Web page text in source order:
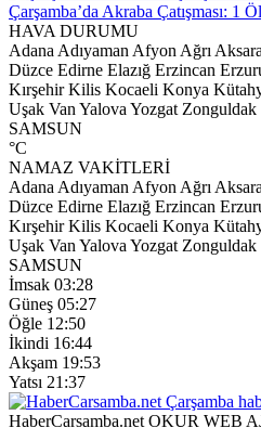
Çarşamba’da Akraba Çatışması: 1
HAVA DURUMU
Adana Adıyaman Afyon Ağrı
Düzce Edirne Elazığ Erzincan
Kırşehir Kilis Kocaeli Konya
Uşak Van Yalova Yozgat Zonguldak
SAMSUN
°C
NAMAZ VAKİTLERİ
Adana Adıyaman Afyon Ağrı
Düzce Edirne Elazığ Erzincan
Kırşehir Kilis Kocaeli Konya
Uşak Van Yalova Yozgat Zonguldak
SAMSUN
İmsak 03:28
Güneş 05:27
Öğle 12:50
İkindi 16:44
Akşam 19:53
Yatsı 21:37
HaberCarsamba.net OKUR WEB